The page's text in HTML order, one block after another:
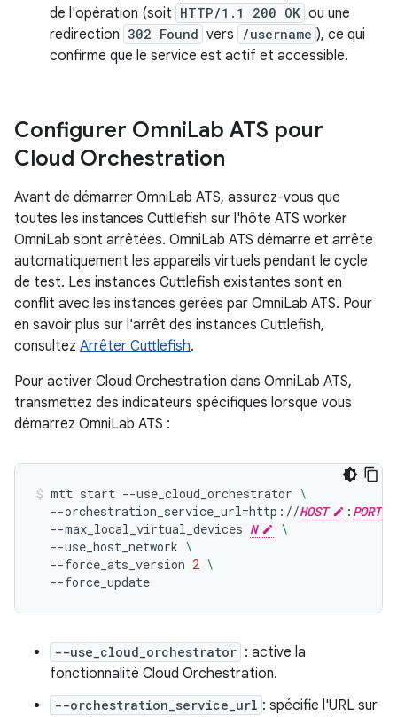
de l'opération (soit HTTP/1.1 200 OK ou une
redirection 302 Found vers /username ), ce qui
confirme que le service est actif et accessible.
Configurer OmniLab ATS pour
Cloud Orchestration
Avant de démarrer OmniLab ATS, assurez-vous que
toutes les instances Cuttlefish sur l'hôte ATS worker
OmniLab sont arrêtées. OmniLab ATS démarre et arrête
automatiquement les appareils virtuels pendant le cycle
de test. Les instances Cuttlefish existantes sont en
conflit avec les instances gérées par OmniLab ATS. Pour
en savoir plus sur l'arrêt des instances Cuttlefish,
consultez Arrêter Cuttlefish.
Pour activer Cloud Orchestration dans OmniLab ATS,
transmettez des indicateurs spécifiques lorsque vous
démarrez OmniLab ATS :
mtt start --use_cloud_orchestrator \
--orchestration_service_url=http://HOST : PORT
--max_local_virtual_devices N
\
--use_host_network \
--force_ats_version 2 \
--force_update
--use_cloud_orchestrator : active la
fonctionnalité Cloud Orchestration.
--orchestration_service_url : spécifie l'URL sur